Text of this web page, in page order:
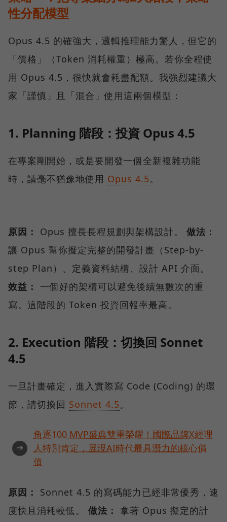
性分配模型
Opus 4.5 的確強大，邏輯推理能力驚人，但它的
「價格」（Token 消耗權重）極高。若你全程使
用 Opus 4.5，很快就會耗盡配額。我強烈建議大
家「謹慎」且「混合」使用這兩個模型：
1. Planning 階段：投資 Opus 4.5
在專案剛開始，或是要開發一個全新複雜功能
時，請毫不猶豫地使用 Opus 4.5。
原因： Opus 擅長長程規劃與架構設計。 做法：
讓 Opus 幫你擬定完整的開發計畫（Step-by-
step Plan）、定義資料結構、設計 API 介面。
效益：
一個好的架構可以避免後續無數次的重
寫。這階段的 Token 投資回報率最高。
2. Execution 階段：切換回 Sonnet
4.5
一旦計畫確定，進入實際寫 Code (Coding) 的環
節，請切換回 Sonnet 4.5。
➜
角逐100 MVP盛典雙重榮耀！國際品牌X經理
人特別肯定，展現AI時代最具潛力的核心價
值
原因：
Sonnet 4.5 的寫碼能力已經非常優秀，速
度快且消耗較低。 做法：
拿著 Opus 擬定的計